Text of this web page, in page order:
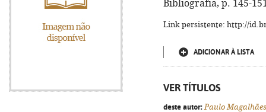
Bibliografia, p. 145-
Link persistente: http://
ADICIONAR À LISTA
VER TÍTULOS
deste autor: Paulo Magalhães